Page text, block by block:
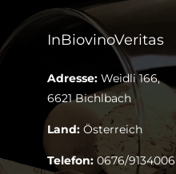
InBiovinoVeritas
Adresse: Weidli 166,
6621 Bichlbach
Land: Österreich
Telefon: 0676/9134006